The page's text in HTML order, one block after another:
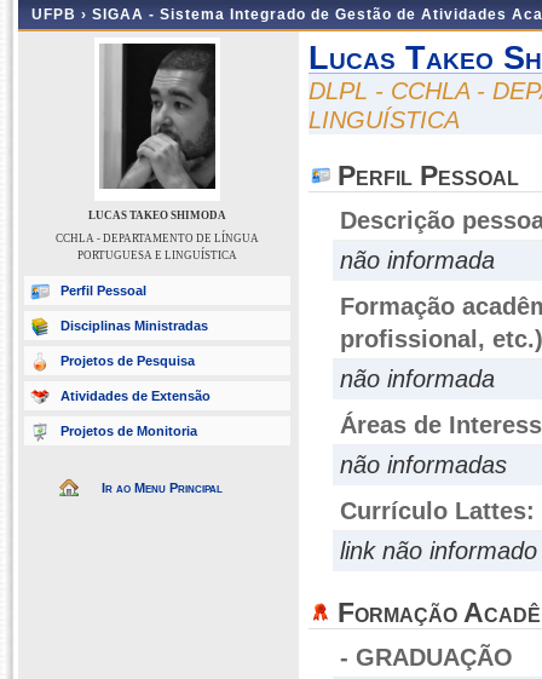
UFPB › SIGAA - Sistema Integrado de Gestão de Atividades
LUCAS TAKEO SHIMODA
CCHLA - DEPARTAMENTO DE LÍNGUA
PORTUGUESA E LINGUÍSTICA
Perfil Pessoal
Disciplinas Ministradas
Projetos de Pesquisa
Atividades de Extensão
Projetos de Monitoria
Ir ao Menu Principal
Lucas Takeo
DLPL - CCHLA -
LINGUÍSTICA
Perfil Pessoal
Descrição
não informada
Formação
profissional, etc.)
não informada
Áreas de
não informadas
Currículo Lattes:
link não informado
Formação
- GRADUAÇÃO